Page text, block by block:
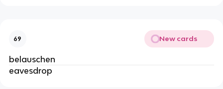
69 New cards
belauschen
eavesdrop